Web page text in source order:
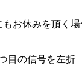
お休みを頂く
目の信号を左折